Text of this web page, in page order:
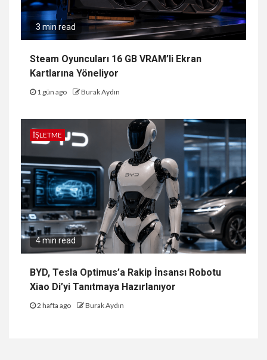
3 min read
Steam Oyuncuları 16 GB VRAM’li Ekran
Kartlarına Yöneliyor
1 gün ago Burak Aydın
İŞLETME
4 min read
BYD, Tesla Optimus’a Rakip İnsansı Robotu
Xiao Di’yi Tanıtmaya Hazırlanıyor
2 hafta ago Burak Aydın